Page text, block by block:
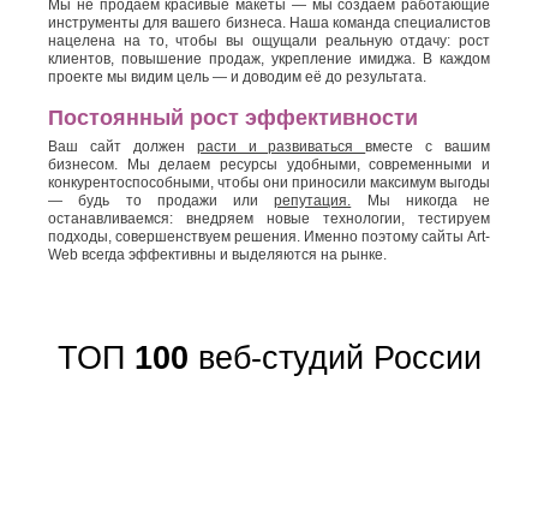
Мы не продаем красивые макеты — мы создаем работающие
инструменты для вашего бизнеса. Наша команда специалистов
нацелена на то, чтобы вы ощущали реальную отдачу: рост
клиентов, повышение продаж, укрепление имиджа. В каждом
проекте мы видим цель — и доводим её до результата.
Постоянный рост эффективности
Ваш сайт должен расти и развиватьсявместе с вашим
бизнесом. Мы делаем ресурсы удобными, современными и
конкурентоспособными, чтобы они приносили максимум выгоды
— будь то продажи илирепутация. Мы никогда не
останавливаемся: внедряем новые технологии, тестируем
подходы, совершенствуем решения. Именно поэтому сайты Art-
Web всегда эффективны и выделяются на рынке.
ТОП 100 веб-студий России